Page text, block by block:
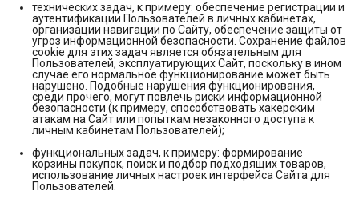
технических задач, к примеру: обеспечение регистрации и
аутентификации Пользователей в личных кабинетах,
организации навигации по Сайту, обеспечение защиты от
угроз информационной безопасности. Сохранение файлов
cookie для этих задач является обязательным для
Пользователей, эксплуатирующих Сайт, поскольку в ином
случае его нормальное функционирование может быть
нарушено. Подобные нарушения функционирования,
среди прочего, могут повлечь риски информационной
безопасности (к примеру, способствовать хакерским
атакам на Сайт или попыткам незаконного доступа к
личным кабинетам Пользователей);
функциональных задач, к примеру: формирование
корзины покупок, поиск и подбор подходящих товаров,
использование личных настроек интерфейса Сайта для
Пользователей.